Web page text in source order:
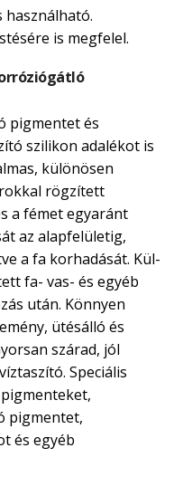
használható.
is megfelel.
pigmentet és
szilikon adalékot is
különösen
rögzített
a fémet egyaránt
az alapfelületig,
a fa korhadását. Kül-
fa- vas- és egyéb
után. Könnyen
ütésálló és
szárad, jól
Speciális
pigmentet,
és egyéb